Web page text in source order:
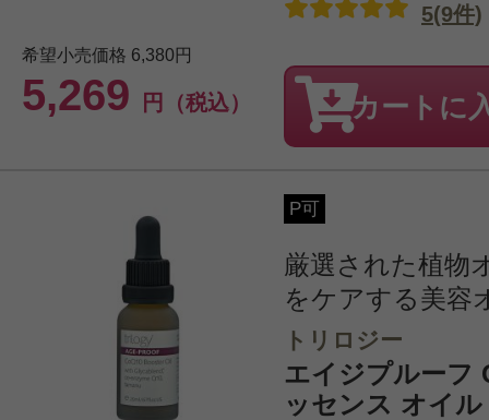
希望小売価格 6,380円
5,269 円（税込）
5(9件)
カートに
P可
厳選された植物
をケアする美容
トリロジー
エイジプルーフ
ッセンス オイ